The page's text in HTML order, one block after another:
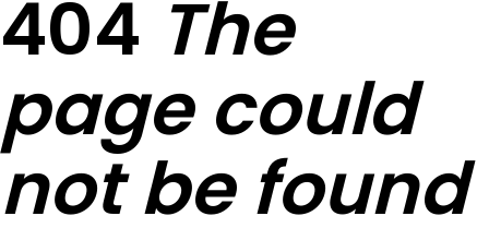
404 The
page could
not be found